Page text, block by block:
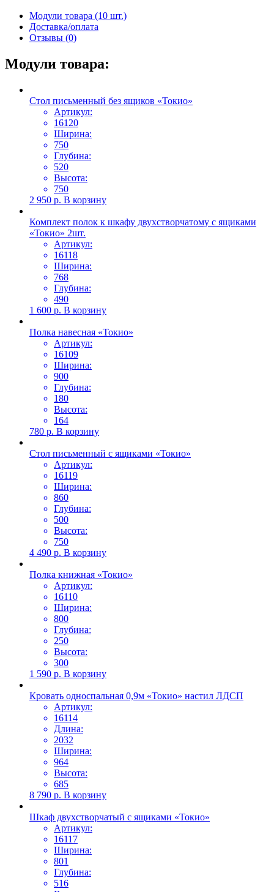
Модули товара (10 шт.)
Доставка/оплата
Отзывы (0)
Модули товара:
Стол письменный без ящиков «Токио»
Артикул:
16120
Ширина:
750
Глубина:
520
Высота:
750
2 950 р. В корзину
Комплект полок к шкафу двухстворчатому с ящиками
«Токио» 2шт.
Артикул:
16118
Ширина:
768
Глубина:
490
1 600 р. В корзину
Полка навесная «Токио»
Артикул:
16109
Ширина:
900
Глубина:
180
Высота:
164
780 р. В корзину
Стол письменный с ящиками «Токио»
Артикул:
16119
Ширина:
860
Глубина:
500
Высота:
750
4 490 р. В корзину
Полка книжная «Токио»
Артикул:
16110
Ширина:
800
Глубина:
250
Высота:
300
1 590 р. В корзину
Кровать односпальная 0,9м «Токио» настил ЛДСП
Артикул:
16114
Длина:
2032
Ширина:
964
Высота:
685
8 790 р. В корзину
Шкаф двухстворчатый с ящиками «Токио»
Артикул:
16117
Ширина:
801
Глубина:
516